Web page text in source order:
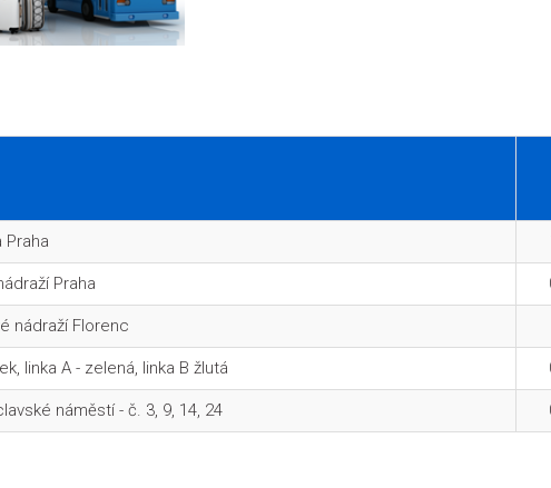
Praha
Praha
nádraží Florenc
linka A - zelená, linka B žlutá
náměstí - č. 3, 9, 14, 24